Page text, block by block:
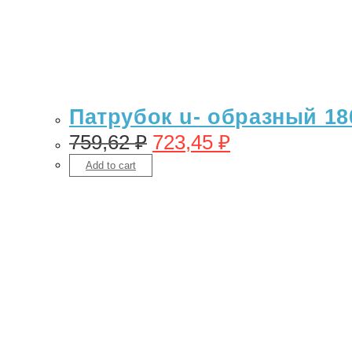
Патрубок u- образный
759,62₽ 723,45 ₽
Add to cart